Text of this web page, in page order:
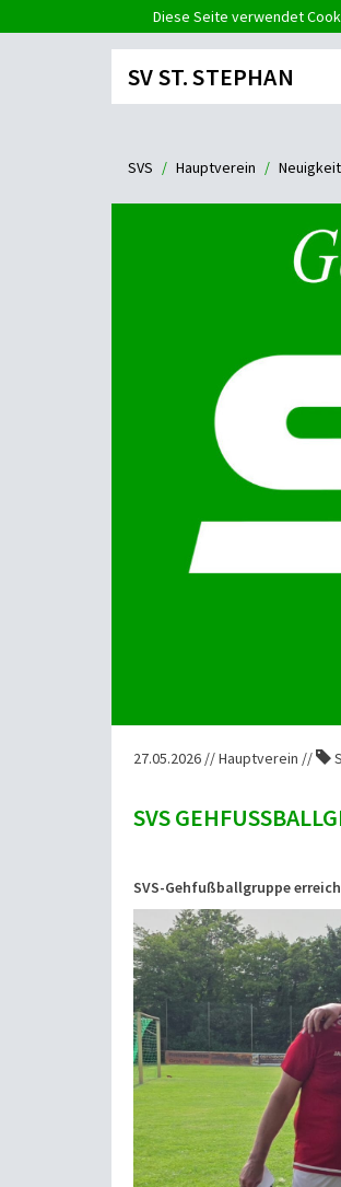
Diese Seite verwendet
SV ST. STEPHAN
SVS Hauptverein
27.05.2026 // Hauptverein //
SVS
SVS-Gehfußballgruppe